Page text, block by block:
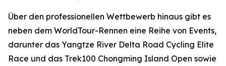
Über den professionellen Wettbewerb hinaus gibt es
neben dem WorldTour-Rennen eine Reihe von Events,
darunter das Yangtze River Delta Road Cycling Elite
Race und das Trek100 Chongming Island Open sowie